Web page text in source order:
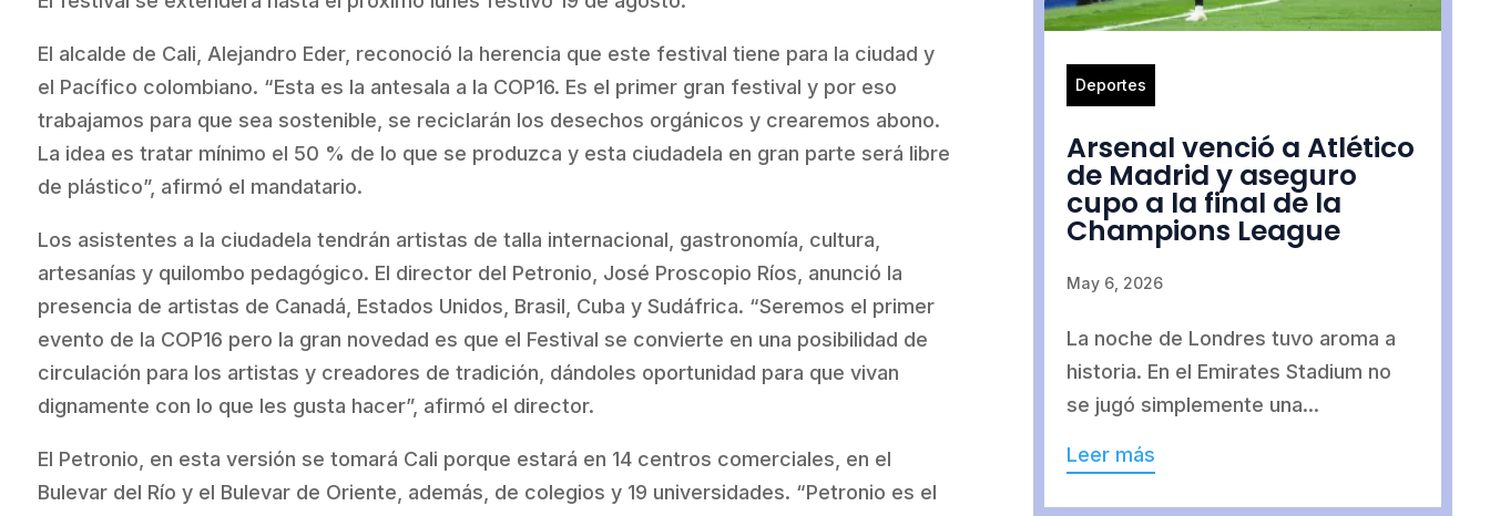
El alcalde de Cali, Alejandro Eder, reconoció la herencia que este festival tiene para la ciudad y
el Pacífico colombiano. “Esta es la antesala a la COP16. Es el primer gran festival y por eso
trabajamos para que sea sostenible, se reciclarán los desechos orgánicos y crearemos abono.
La idea es tratar mínimo el 50 % de lo que se produzca y esta ciudadela en gran parte será libre
de plástico”, afirmó el mandatario.
Los asistentes a la ciudadela tendrán artistas de talla internacional, gastronomía, cultura,
artesanías y quilombo pedagógico. El director del Petronio, José Proscopio Ríos, anunció la
presencia de artistas de Canadá, Estados Unidos, Brasil, Cuba y Sudáfrica. “Seremos el primer
evento de la COP16 pero la gran novedad es que el Festival se convierte en una posibilidad de
circulación para los artistas y creadores de tradición, dándoles oportunidad para que vivan
dignamente con lo que les gusta hacer”, afirmó el director.
El Petronio, en esta versión se tomará Cali porque estará en 14 centros comerciales, en el
Bulevar del Río y el Bulevar de Oriente, además, de colegios y 19 universidades. “Petronio es el
Deportes
Arsenal venció a Atlético
de Madrid y aseguro
cupo a la final de la
Champions League
May 6, 2026
La noche de Londres tuvo aroma a
historia. En el Emirates Stadium no
se jugó simplemente una...
Leer más